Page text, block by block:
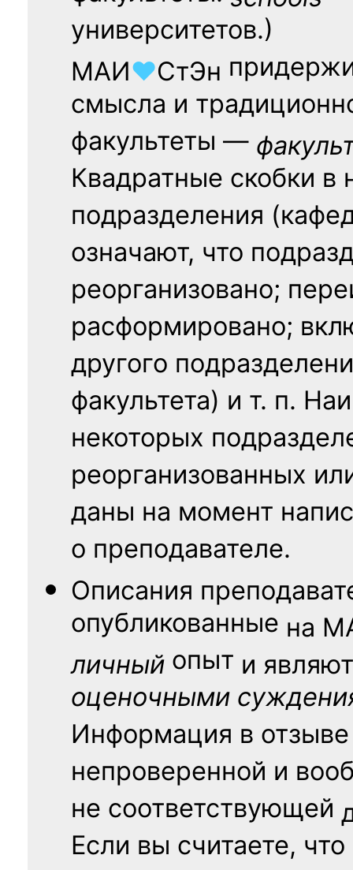
университетов.)
МАИ♥СтЭн
смысла и
факультеты —
Квадратные скобки в
подразделения
означают, что
реорганизовано;
расформировано;
другого
факультета) и т. п.
некоторых
реорганизованных
даны на момент
о преподавателе.
Описания
опубликованные на
личный опыт и
оценочными
Информация в
непроверенной и
не соответствующей
Если вы считаете, что